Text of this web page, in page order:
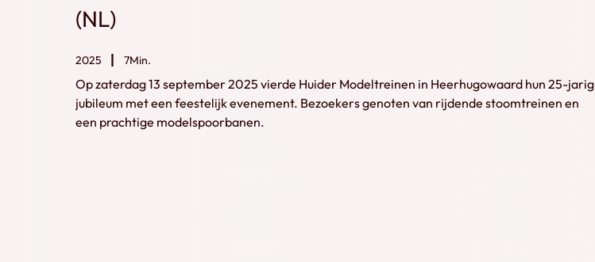
(NL)
2025 7Min.
Op zaterdag 13 september 2025 vierde Huider Modeltreinen in Heerhugowaard hun 25-jarig
jubileum met een feestelijk evenement. Bezoekers genoten van rijdende stoomtreinen en
een prachtige modelspoorbanen.